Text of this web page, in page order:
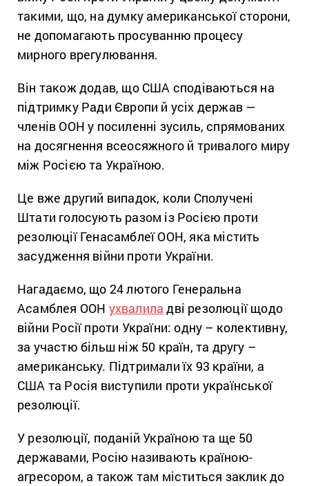
такими, що, на думку американської сторони,
не допомагають просуванню процесу
мирного врегулювання.
Він також додав, що США сподіваються на
підтримку Ради Європи й усіх держав —
членів ООН у посиленні зусиль, спрямованих
на досягнення всеосяжного й тривалого миру
між Росією та Україною.
Це вже другий випадок, коли Сполучені
Штати голосують разом із Росією проти
резолюції Генасамблеї ООН, яка містить
засудження війни проти України.
Нагадаємо, що 24 лютого Генеральна
Асамблея ООН ухвалила дві резолюції щодо
війни Росії проти України: одну – колективну,
за участю більш ніж 50 країн, та другу –
американську. Підтримали їх 93 країни, а
США та Росія виступили проти української
резолюції.
У резолюції, поданій Україною та ще 50
державами, Росію називають країною-
агресором, а також там міститься заклик до